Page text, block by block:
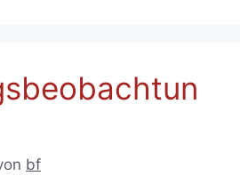
bf